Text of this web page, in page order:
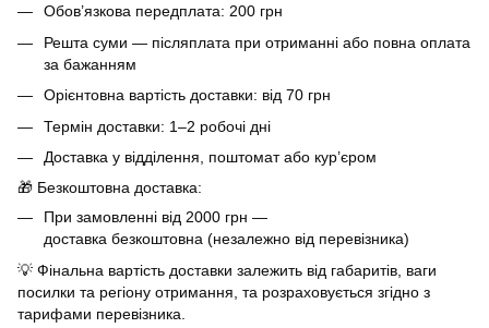
Обов’язкова передплата: 200 грн
Решта суми — післяплата при отриманні або повна оплата
за бажанням
Орієнтовна вартість доставки: від 70 грн
Термін доставки: 1–2 робочі дні
Доставка у відділення, поштомат або кур’єром
🎁 Безкоштовна доставка:
При замовленні від 2000 грн —
доставка безкоштовна (незалежно від перевізника)
💡 Фінальна вартість доставки залежить від габаритів, ваги
посилки та регіону отримання, та розраховується згідно з
тарифами перевізника.